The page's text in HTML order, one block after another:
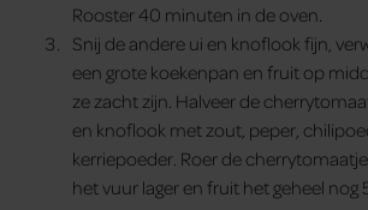
Rooster 40 minuten in de oven.
Snij de andere ui en knoflook fijn,
een grote koekenpan en fruit op
ze zacht zijn. Halveer de
en knoflook met zout, peper,
kerriepoeder. Roer de
het vuur lager en fruit het geheel nog